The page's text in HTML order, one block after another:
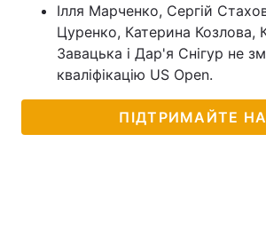
Ілля Марченко, Сергій
Цуренко, Катерина Козлова,
Завацька і Дар'я Снігур не
кваліфікацію US Open.
ПІДТРИМАЙТЕ